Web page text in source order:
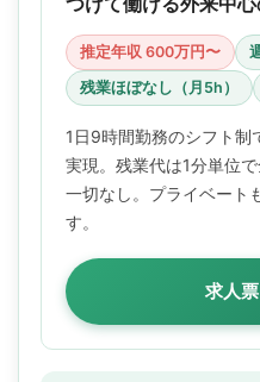
推定年収 600万円〜
残業ほぼなし（月5h）
1日9時間勤務のシフト制
実現。残業代は1分単位
一切なし。プライベート
す。
求人